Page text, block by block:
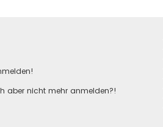
aber nicht mehr anmelden?!